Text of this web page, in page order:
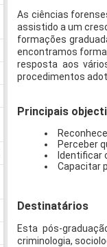
As ciências
assistido a um
formações
encontramos
resposta aos
procedimentos
Principais
Perceber
Identificar
Capacitar
Destinatários
Esta pós-
criminologia,